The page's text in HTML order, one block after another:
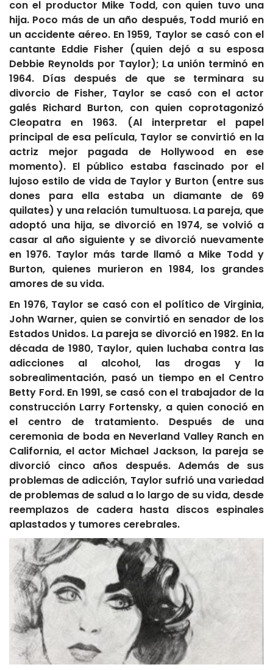
con el productor Mike Todd, con quien tuvo una
hija. Poco más de un año después, Todd murió en
un accidente aéreo. En 1959, Taylor se casó con el
cantante Eddie Fisher (quien dejó a su esposa
Debbie Reynolds por Taylor); La unión terminó en
1964. Días después de que se terminara su
divorcio de Fisher, Taylor se casó con el actor
galés Richard Burton, con quien coprotagonizó
Cleopatra en 1963. (Al interpretar el papel
principal de esa película, Taylor se convirtió en la
actriz mejor pagada de Hollywood en ese
momento). El público estaba fascinado por el
lujoso estilo de vida de Taylor y Burton (entre sus
dones para ella estaba un diamante de 69
quilates) y una relación tumultuosa. La pareja, que
adoptó una hija, se divorció en 1974, se volvió a
casar al año siguiente y se divorció nuevamente
en 1976. Taylor más tarde llamó a Mike Todd y
Burton, quienes murieron en 1984, los grandes
amores de su vida.
En 1976, Taylor se casó con el político de Virginia,
John Warner, quien se convirtió en senador de los
Estados Unidos. La pareja se divorció en 1982. En la
década de 1980, Taylor, quien luchaba contra las
adicciones al alcohol, las drogas y la
sobrealimentación, pasó un tiempo en el Centro
Betty Ford. En 1991, se casó con el trabajador de la
construcción Larry Fortensky, a quien conoció en
el centro de tratamiento. Después de una
ceremonia de boda en Neverland Valley Ranch en
California, el actor Michael Jackson, la pareja se
divorció cinco años después. Además de sus
problemas de adicción, Taylor sufrió una variedad
de problemas de salud a lo largo de su vida, desde
reemplazos de cadera hasta discos espinales
aplastados y tumores cerebrales.